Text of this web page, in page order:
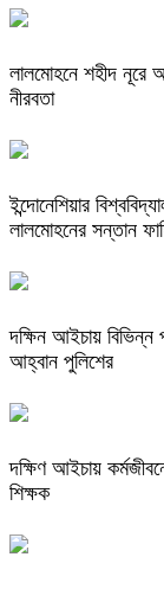
লালমোহনে শহীদ নূরে
নীরবতা
ইন্দোনেশিয়ার
লালমোহনের সন্তান
দক্ষিন আইচায় ‎বিভিন্ন
আহ্বান পুলিশের
দক্ষিণ আইচায়
শিক্ষক